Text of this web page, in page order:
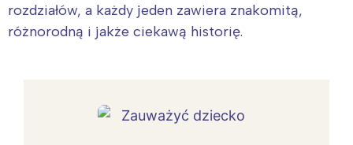
rozdziałów, a każdy jeden zawiera znakomitą,
różnorodną i jakże ciekawą historię.